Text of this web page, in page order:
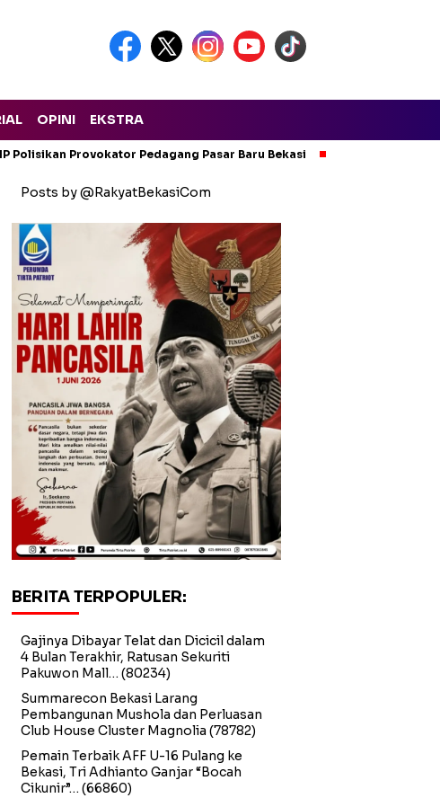
OPINI EKSTRA
Polisikan Provokator Pedagang Pasar Baru Bekasi
Posts by @RakyatBekasiCom
BERITA TERPOPULER:
Gajinya Dibayar Telat dan Dicicil dalam
4 Bulan Terakhir, Ratusan Sekuriti
Pakuwon Mall… (80234)
Summarecon Bekasi Larang
Pembangunan Mushola dan Perluasan
Club House Cluster Magnolia (78782)
Pemain Terbaik AFF U-16 Pulang ke
Bekasi, Tri Adhianto Ganjar “Bocah
Cikunir”… (66860)